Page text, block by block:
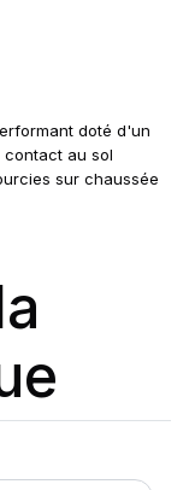
doté d'un
contact au sol
sur chaussée